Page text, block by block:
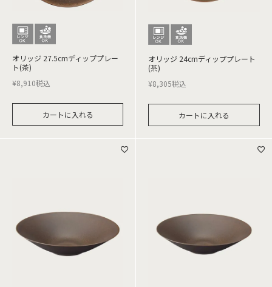
オリッジ 27.5cmディッププレー
ト(茶)
¥8,910税込
カートに入れる
オリッジ 24cmディッププレート
(茶)
¥8,305税込
カートに入れる